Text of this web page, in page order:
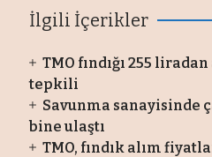
İlgili İçerikler
TMO fındığı 255
tepkili
Savunma sanayisinde
bine ulaştı
TMO, fındık alım